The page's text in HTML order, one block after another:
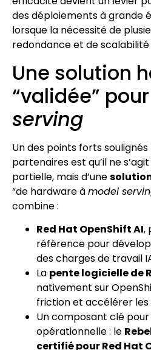
des déploiements à grande
lorsque la nécessité de
redondance et de
Une solution
“validée”
serving
Un des points forts
partenaires est qu’il ne
partielle, mais d’une
“de hardware àmodel
combine :
Red Hat OpenShift AI,
référence pour
des charges de travail
La pente logicielle de
nativement sur
friction et accélérer les
Un composant clé
opérationnelle : le
certifié pour Red Hat